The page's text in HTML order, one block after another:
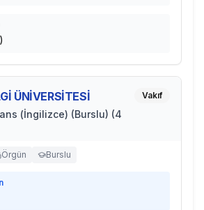
ÜNİVERSİTESİ
(İngilizce) (Burslu) (4
Vakıf
Örgün Burslu